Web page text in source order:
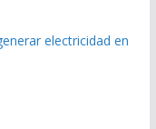
electricidad en